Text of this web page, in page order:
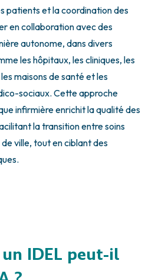
patients et la coordination des
en collaboration avec des
autonome, dans divers
les hôpitaux, les cliniques, les
maisons de santé et les
sociaux. Cette approche
infirmière enrichit la qualité des
la transition entre soins
ville, tout en ciblant des
IDEL peut-il